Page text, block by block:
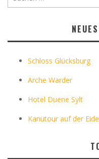
Schloss Glücksburg
Arche Warder
Hotel Duene Sylt
Kanutour auf der